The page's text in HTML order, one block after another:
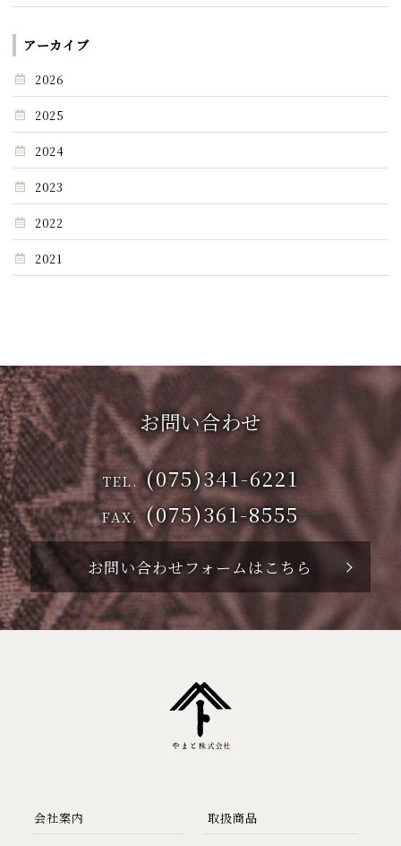
アーカイブ
2026
2025
2024
2023
2022
2021
お問い合わせ
TEL. (075)341-6221
FAX.(075)361-8555
お問い合わせフォームはこちら
会社案内
取扱商品